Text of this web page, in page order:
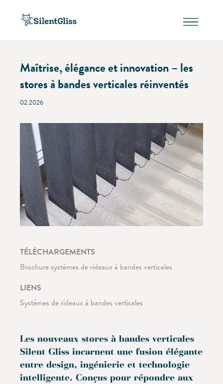
Maîtrise, élégance et innovation – les
stores à bandes verticales réinventés
02.2026
TÉLÉCHARGEMENTS
Brochure systèmes de rideaux à bandes verticales
LIENS
Systèmes de rideaux à bandes verticales
Les nouveaux stores à bandes verticales
Silent Gliss incarnent une fusion élégante
entre design, ingénierie et technologie
intelligente. Conçus pour répondre aux